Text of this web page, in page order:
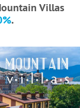
Villas
.